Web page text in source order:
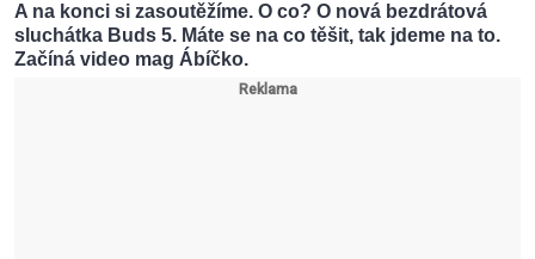
A na konci si zasoutěžíme. O co? O nová bezdrátová
sluchátka Buds 5. Máte se na co těšit, tak jdeme na to.
Začíná video mag Ábíčko.